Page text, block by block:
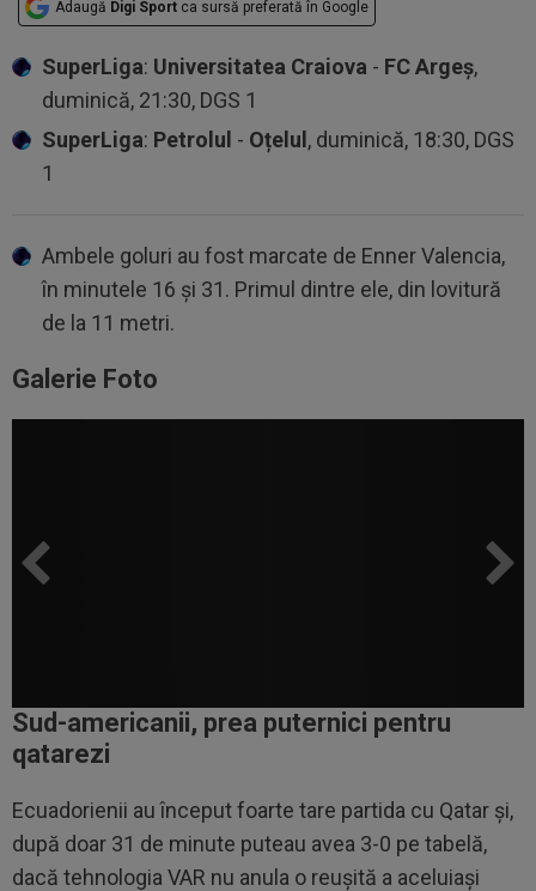
Adaugă Digi Sport ca sursă preferată în Google
SuperLiga: Universitatea Craiova - FC Argeș,
duminică, 21:30, DGS 1
SuperLiga: Petrolul - Oțelul , duminică, 18:30, DGS
1
Ambele goluri au fost marcate de Enner Valencia,
în minutele 16 și 31. Primul dintre ele, din lovitură
de la 11 metri.
Galerie Foto
Sud-americanii, prea puternici pentru
qatarezi
Ecuadorienii au început foarte tare partida cu Qatar și,
după doar 31 de minute puteau avea 3-0 pe tabelă,
dacă tehnologia VAR nu anula o reușită a aceluiași